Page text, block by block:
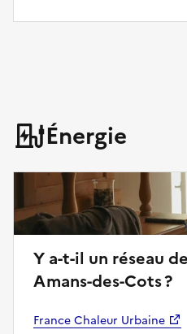
Énergie
Y a-t-il un réseau de chaleur à Saint-
Amans-des-Cots ?
France Chaleur Urbaine